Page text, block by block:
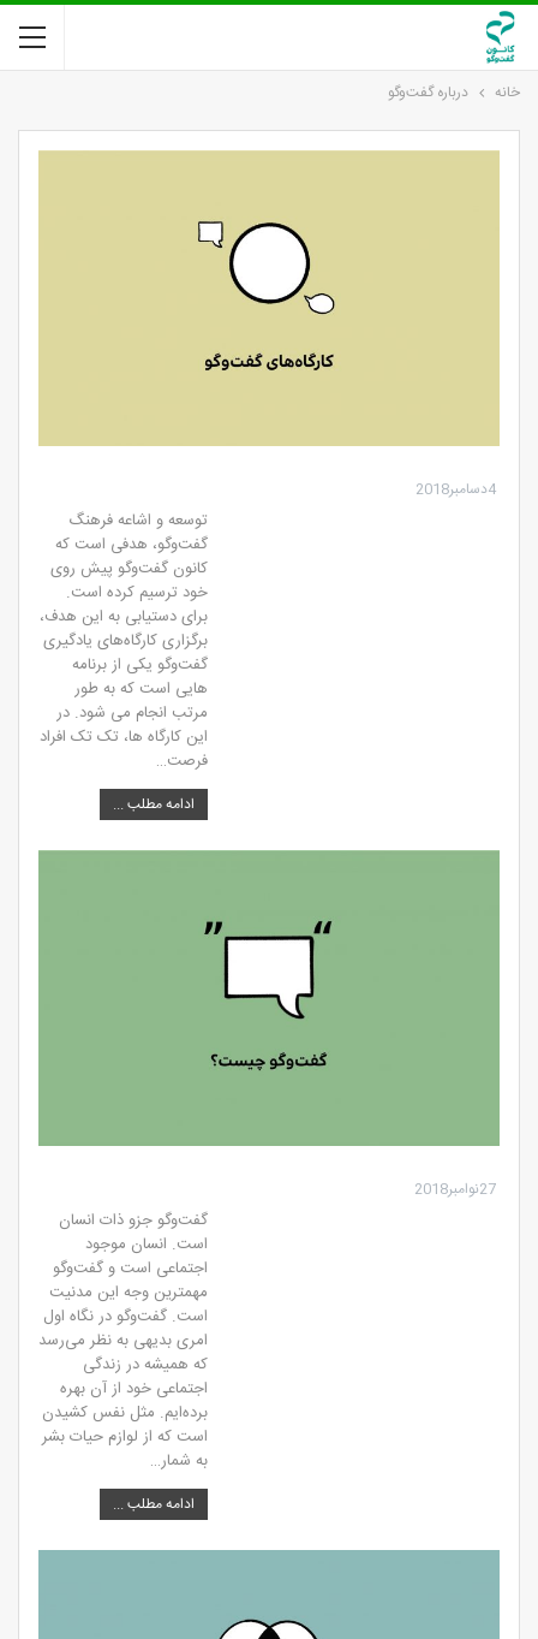
خانه درباره گفت‌وگو
4دسامبر2018
توسعه و اشاعه فرهنگ
گفت‌وگو، هدفی است که
کانون گفت‌وگو پیش روی
خود ترسیم کرده است.
برای دستیابی به این هدف،
برگزاری کارگاه‌های یادگیری
گفت‌وگو یکی از برنامه
هایی است که به طور
مرتب انجام می شود. در
این کارگاه ها، تک تک افراد
فرصت…
ادامه مطلب ...
27نوامبر2018
گفت‌وگو جزو ذات انسان
است. انسان موجود
اجتماعی است و گفت‌وگو
مهمترين وجه اين مدنیت
است. گفت‏‌وگو در نگاه اول
امری بدیهی به نظر می‌‏رسد
که همیشه در زندگی
اجتماعی خود از آن بهره
برده‌‏ایم. مثل نفس کشیدن
است که از لوازم حیات بشر
به شمار…
ادامه مطلب ...